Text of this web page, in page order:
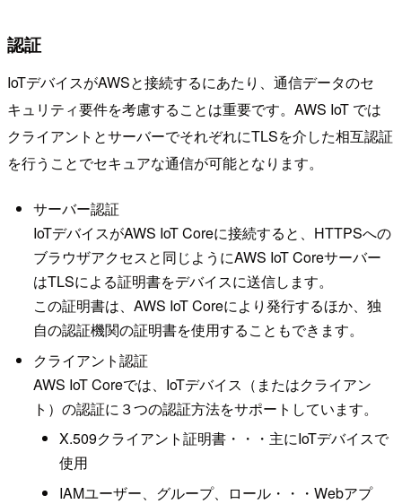
認証
IoTデバイスがAWSと接続するにあたり、通信データのセ
キュリティ要件を考慮することは重要です。AWS IoT では
クライアントとサーバーでそれぞれにTLSを介した相互認証
を行うことでセキュアな通信が可能となります。
サーバー認証
IoTデバイスがAWS IoT Coreに接続すると、HTTPSへの
ブラウザアクセスと同じようにAWS IoT Coreサーバー
はTLSによる証明書をデバイスに送信します。
この証明書は、AWS IoT Coreにより発行するほか、独
自の認証機関の証明書を使用することもできます。
クライアント認証
AWS IoT Coreでは、IoTデバイス（またはクライアン
ト）の認証に３つの認証方法をサポートしています。
X.509クライアント証明書・・・主にIoTデバイスで
使用
IAMユーザー、グループ、ロール・・・Webアプ